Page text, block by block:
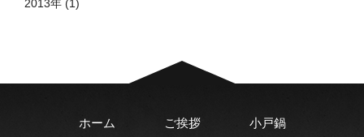
2013年 (1)
ホーム ご挨拶 小戸鍋